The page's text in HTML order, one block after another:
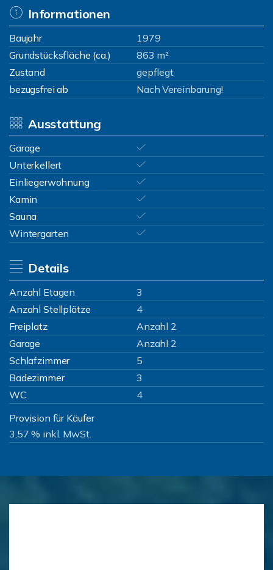
Informationen
Baujahr
1979
Grundstücksfläche (ca.)
863 m²
Zustand
gepflegt
bezugsfrei ab
Nach Vereinbarung!
Ausstattung
Garage
Unterkellert
Einliegerwohnung
Kamin
Sauna
Wintergarten
Details
Anzahl Etagen
3
Anzahl Stellplätze
4
Freiplatz
Anzahl 2
Garage
Anzahl 2
Schlafzimmer
5
Badezimmer
3
WC
4
Provision für Käufer
3,57 % inkl. MwSt.